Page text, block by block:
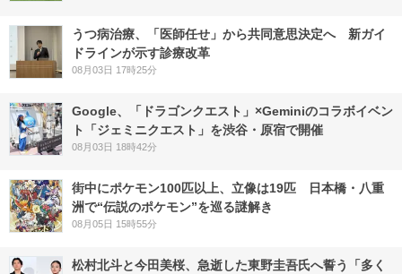
うつ病治療、「医師任せ」から共同意思決定へ 新ガイ
ドラインが示す診療改革
08月03日 17時25分
Google、「ドラゴンクエスト」×Geminiのコラボイベン
ト「ジェミニクエスト」を渋谷・原宿で開催
08月03日 18時42分
街中にポケモン100匹以上、立像は19匹 日本橋・八重
洲で“伝説のポケモン”を巡る謎解き
08月05日 15時55分
松村北斗と今田美桜、急逝した東野圭吾氏へ誓う「多く